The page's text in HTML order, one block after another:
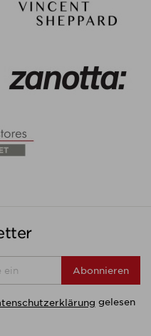
Abonnieren
gelesen